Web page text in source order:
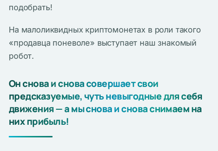
подобрать!
На малоликвидных криптомонетах в роли такого
«продавца поневоле» выступает наш знакомый
робот.
Он снова и снова совершает свои
предсказуемые, чуть невыгодные для себя
движения — а мы снова и снова снимаем на
них прибыль!